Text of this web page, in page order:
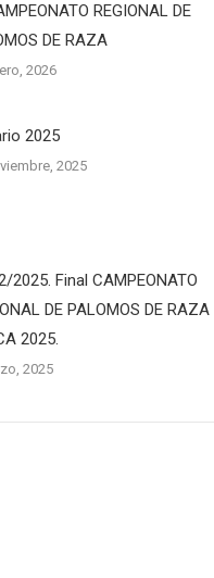
REGIONAL DE
DE RAZA
2026
2025
2025
2025. Final CAMPEONATO
DE PALOMOS DE RAZA
2025.
2025